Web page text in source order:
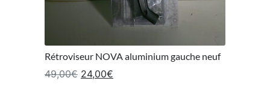
Rétroviseur NOVA aluminium gauche neuf
49,00€ Le prix initial était : 49,00€.
24,00€